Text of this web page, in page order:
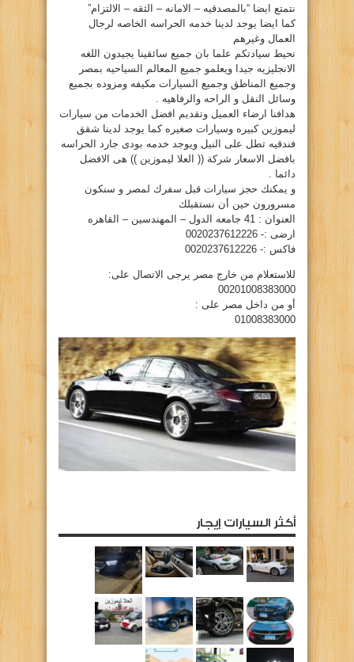
نتمتع ايضا “بالمصدقيه – الامانه – الثقه – الالتزام”
كما ايضا يوجد لدينا خدمه الحراسه الخاصه لرجال
العمال وغيرهم
نحيط سيادتكم علما بان جميع سائقينا يجيدون اللغه
الانجليزيه جيدا ويعلمو جميع المعالم السياحيه بمصر
وجميع المناطق وجميع السيارات مكيفه ومزوده بجميع
وسائل النقل و الراحه والرفاهيه .
هدافنا ارضاء العميل وتقديم افضل الخدمات من سيارات
ليموزين كبيره وسيارات صغيره كما يوجد لدينا شقق
فندقيه تطل على النيل ويوجد خدمه بودى جارد الحراسه
بافضل الاسعار شركة (( العلا ليموزين )) هى الافضل
دائما .
و يمكنك حجز سيارات قبل سفرك لمصر و سنكون
مسرورون حين أن نستقبلك
العنوان : 41 جامعه الدول – المهندسين – القاهره
ارضى :- 0020237612226
فاكس :- 0020237612226
للاستعلام من خارج مصر يرجى الاتصال على:
00201008383000
أو من داخل مصر على :
01008383000
أكثر السيارات إيجار